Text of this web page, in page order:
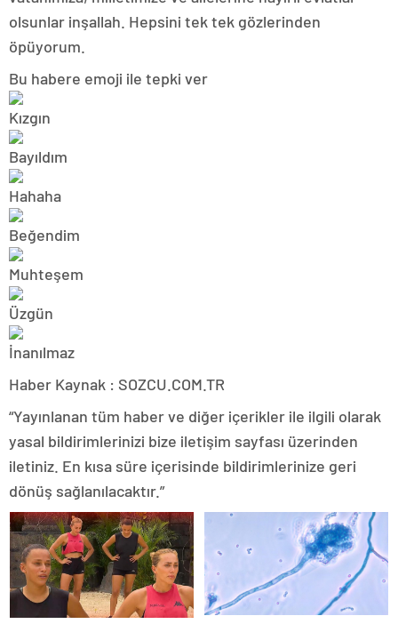
olsunlar inşallah. Hepsini tek tek gözlerinden
öpüyorum.
Bu habere emoji ile tepki ver
Haber Kaynak : SOZCU.COM.TR
“Yayınlanan tüm haber ve diğer içerikler ile ilgili olarak
yasal bildirimlerinizi bize iletişim sayfası üzerinden
iletiniz. En kısa süre içerisinde bildirimlerinize geri
dönüş sağlanılacaktır.”